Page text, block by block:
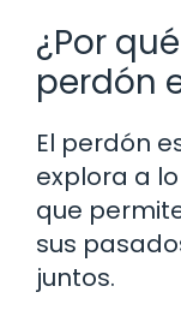
¿Por
perdón
El perdón
explora a
que
sus
juntos.